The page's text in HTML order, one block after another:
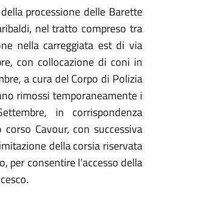
processione delle Barette
nel tratto compreso tra
nella carreggiata est di via
con collocazione di coni in
a cura del Corpo di Polizia
rimossi temporaneamente i
in corrispondenza
Cavour, con successiva
della corsia riservata
per consentire l’accesso della